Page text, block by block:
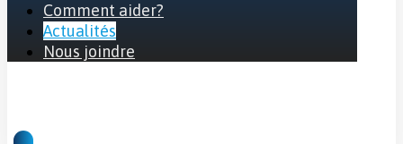
Comment aider?
Actualités
Nous joindre